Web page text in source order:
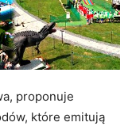
proponuje
które emitują